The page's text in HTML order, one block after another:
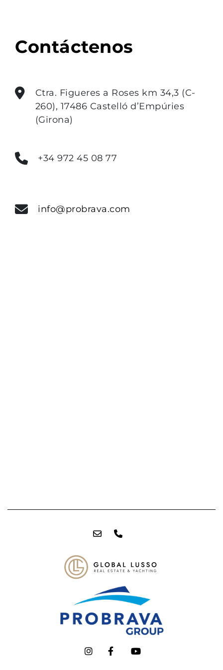
Contáctenos
Ctra. Figueres a Roses km 34,3 (C-
260), 17486 Castelló d’Empúries
(Girona)
+34 972 45 08 77
info@probrava.com